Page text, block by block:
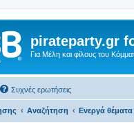
pirateparty.gr
Για Μέλη και φίλους του
Συχνές ερωτήσεις
Αναζήτηση Ενεργά θέματα